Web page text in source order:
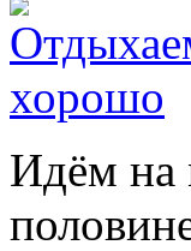
Идём на